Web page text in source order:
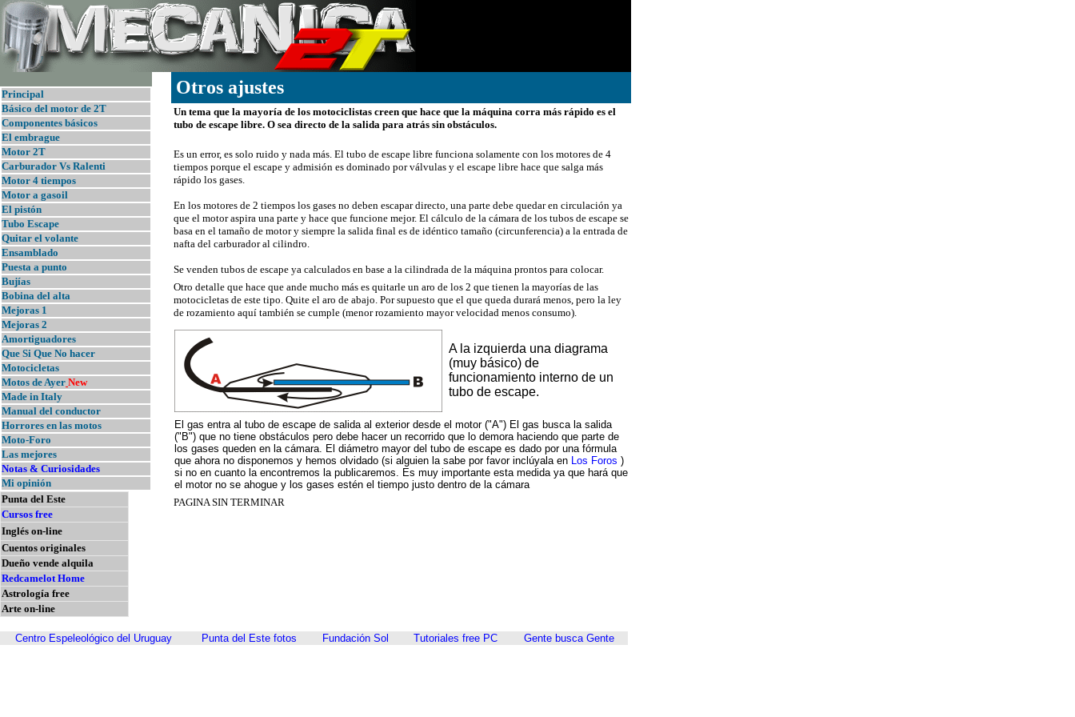
Principal
Básico del motor de 2T
Componentes básicos
El embrague
Motor 2T
Carburador Vs Ralenti
Motor 4 tiempos
Motor a gasoil
El pistón
Tubo Escape
Quitar el volante
Ensamblado
Puesta a punto
Bujías
Bobina del alta
Mejoras 1
Mejoras 2
Amortiguadores
Que Si Que No hacer
Motocicletas
Motos de Ayer New
Made in Italy
Manual del conductor
Horrores en las motos
Moto-Foro
Las mejores
Notas & Curiosidades
Mi opinión
Punta del Este
Cursos free
Inglés on-line
Cuentos originales
Dueño vende alquila
Redcamelot Home
Astrología free
Arte on-line
Otros ajustes
Un tema que la mayoría de los motociclistas creen que hace que la máquina corra más rápido es el
tubo de escape libre. O sea directo de la salida para atrás sin obstáculos.
Es un error, es solo ruido y nada más. El tubo de escape libre funciona solamente con los motores de 4
tiempos porque el escape y admisión es dominado por válvulas y el escape libre hace que salga más
rápido los gases.
En los motores de 2 tiempos los gases no deben escapar directo, una parte debe quedar en circulación ya
que el motor aspira una parte y hace que funcione mejor. El cálculo de la cámara de los tubos de escape se
basa en el tamaño de motor y siempre la salida final es de idéntico tamaño (circunferencia) a la entrada de
nafta del carburador al cilindro.
Se venden tubos de escape ya calculados en base a la cilindrada de la máquina prontos para colocar.
Otro detalle que hace que ande mucho más es quitarle un aro de los 2 que tienen la mayorías de las
motocicletas de este tipo. Quite el aro de abajo. Por supuesto que el que queda durará menos, pero la ley
de rozamiento aquí también se cumple (menor rozamiento mayor velocidad menos consumo).
A la izquierda una diagrama
(muy básico) de
funcionamiento interno de un
tubo de escape.
El gas entra al tubo de escape de salida al exterior desde el motor ("A") El gas busca la salida
("B") que no tiene obstáculos pero debe hacer un recorrido que lo demora haciendo que parte de
los gases queden en la cámara. El diámetro mayor del tubo de escape es dado por una fórmula
que ahora no disponemos y hemos olvidado (si alguien la sabe por favor inclúyala en Los Foros )
si no en cuanto la encontremos la publicaremos. Es muy importante esta medida ya que hará que
el motor no se ahogue y los gases estén el tiempo justo dentro de la cámara
PAGINA SIN TERMINAR
Centro Espeleológico del Uruguay Punta del Este fotos Fundación Sol Tutoriales free PC Gente busca Gente